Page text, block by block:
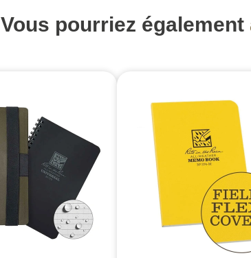
Vous pourriez également